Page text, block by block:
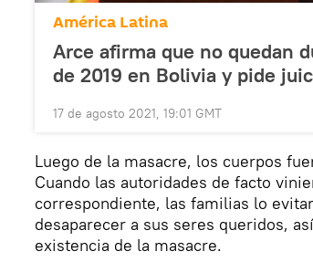
América Latina
Arce afirma que no quedan
de 2019 en Bolivia y pide
17 de agosto 2021, 19:01 GMT
Luego de la masacre, los cuerpos
Cuando las autoridades de facto
correspondiente, las familias lo
desaparecer a sus seres queridos,
existencia de la masacre.